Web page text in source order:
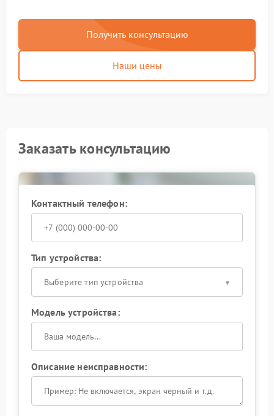
Получить консультацию
Наши цены
Заказать консультацию
Контактный телефон:
Тип устройства:
Выберите тип устройства
Модель устройства:
Описание неисправности: